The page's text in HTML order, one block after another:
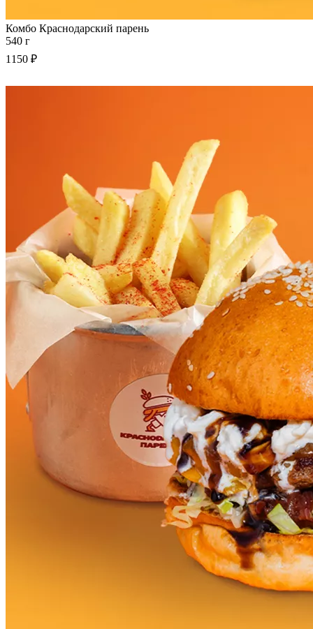
Комбо Краснодарский парень
540 г
1150 ₽